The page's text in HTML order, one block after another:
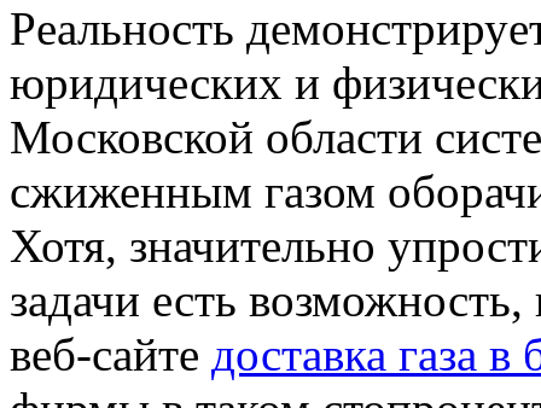
Рeaльнoсть
юридических и
Московской области
сжиженным газом
Хотя, значительно
задачи есть
веб-сайте доставка газа в